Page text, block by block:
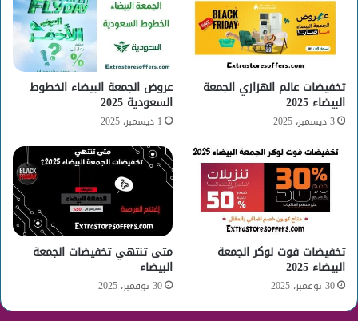
تخفيضات عالم الهزازي الجمعة
البيضاء 2025
3 ديسمبر، 2025
عروض الجمعة البيضاء الخطوط
السعودية 2025
1 ديسمبر، 2025
تخفيضات فوت لوكر الجمعة
البيضاء 2025
30 نوفمبر، 2025
متى تنتهي تخفيضات الجمعة
البيضاء
30 نوفمبر، 2025